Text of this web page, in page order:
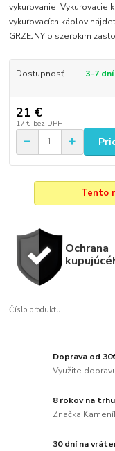
vykurovanie. Vykurovacie
vykurovacích káblov
GRZEJNY o szerokim
Dostupnosť 3-7 dní
21 €
17 € bez DPH
Tento
Ochrana
Číslo produktu:
Doprava od
Využite
8 rokov na trhu
Značka
30 dní na